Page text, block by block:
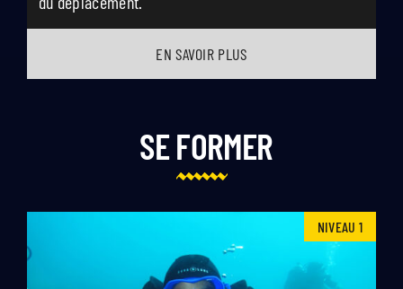
EN SAVOIR PLUS
SE FORMER
NIVEAU 1